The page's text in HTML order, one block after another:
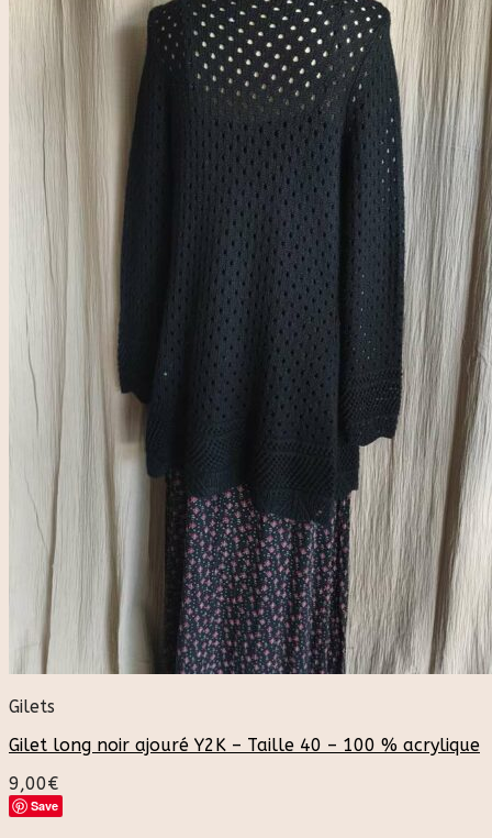
Gilets
Gilet long noir ajouré Y2K – Taille 40 – 100 % acrylique
9,00€
Save